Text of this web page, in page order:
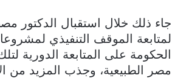
جاء ذلك خلال استقبال الدكتور
لمتابعة الموقف التنفيذي
الحكومة على المتابعة الدورية
مصر الطبيعية، وجذب المزيد من